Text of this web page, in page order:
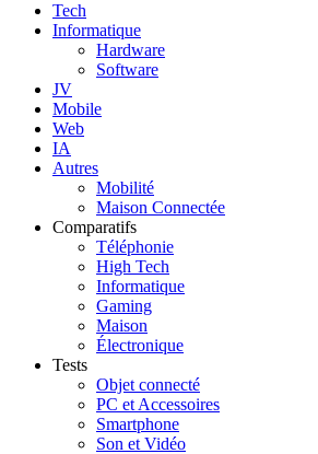
Tech
Informatique
Hardware
Software
JV
Mobile
Web
IA
Autres
Mobilité
Maison Connectée
Comparatifs
Téléphonie
High Tech
Informatique
Gaming
Maison
Électronique
Tests
Objet connecté
PC et Accessoires
Smartphone
Son et Vidéo